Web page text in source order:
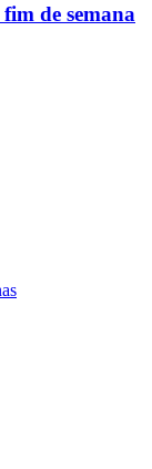
de semana